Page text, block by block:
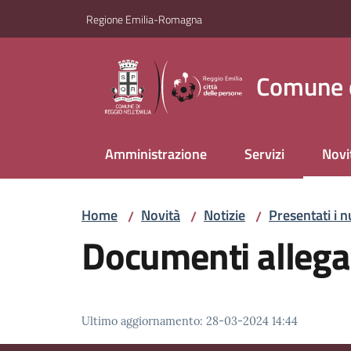
Regione Emilia-Romagna
Amministrazione Servizi
Home / Novità / Notizie / Presentati i
Documenti
Ultimo aggiornamento: 28-03-2024 14:44